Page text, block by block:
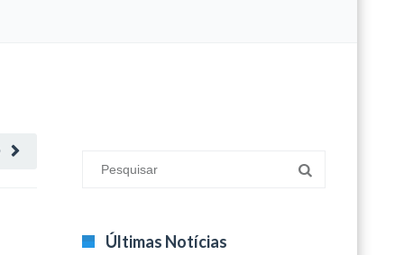
Últimas Notícias